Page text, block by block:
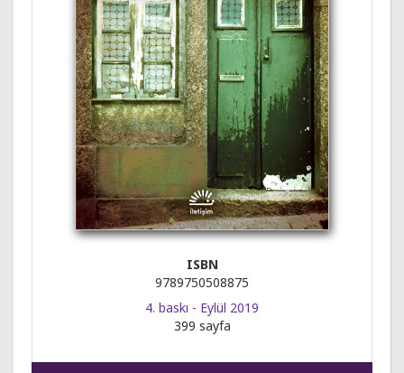
ISBN
9789750508875
4. baskı - Eylül 2019
399 sayfa